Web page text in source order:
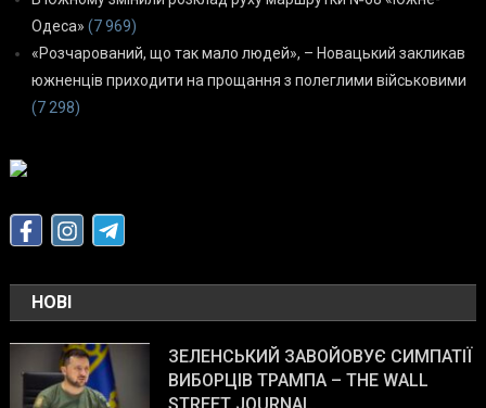
Одеса» (7 969)
«Розчарований, що так мало людей», – Новацький закликав
южненців приходити на прощання з полеглими військовими
(7 298)
НОВІ
ЗЕЛЕНСЬКИЙ ЗАВОЙОВУЄ СИМПАТІЇ
ВИБОРЦІВ ТРАМПА – THE WALL
STREET JOURNAL.